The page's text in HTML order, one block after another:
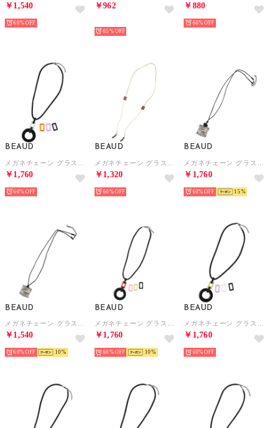
￥1,540
60%
￥962
65%
￥880
60%
BEAUD
￥1,760
60%
BEAUD
￥1,320
60%
BEAUD
￥1,760
60% 15
BEAUD
￥1,540
60% 10
BEAUD
￥1,760
60% 10
BEAUD
￥1,760
60%